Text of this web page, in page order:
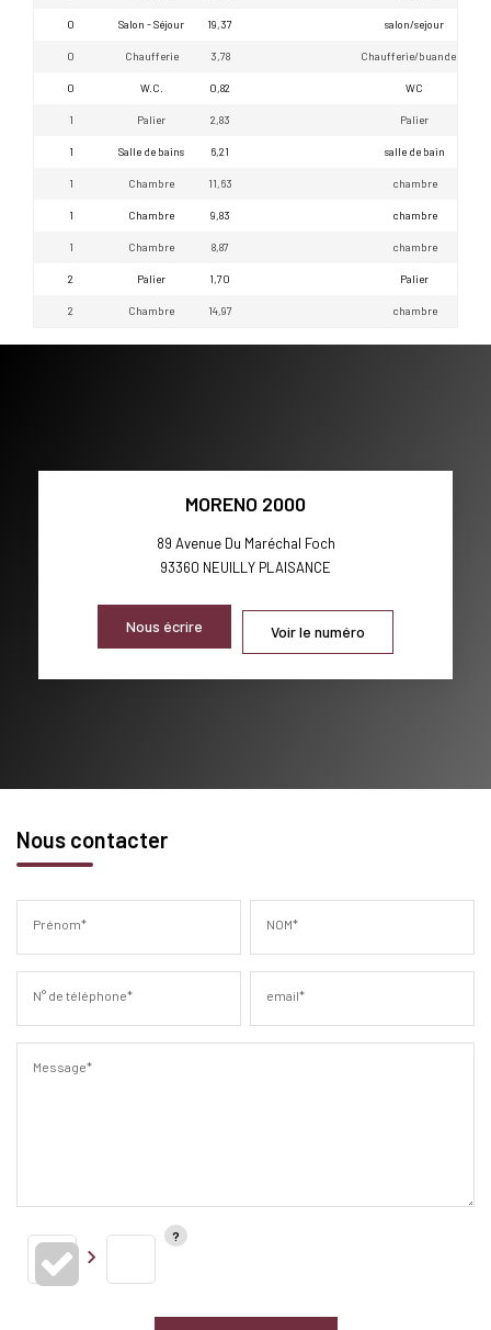
0 Salon - Séjour 19,37 salon/sejour
0 Chaufferie 3,78 Chaufferie/buanderie
0 W.C. 0,82 WC
1 Palier 2,83 Palier
1 Salle de bains 6,21 salle de bain
1 Chambre 11,63 chambre
1 Chambre 9,83 chambre
1 Chambre 8,87 chambre
2 Palier 1,70 Palier
2 Chambre 14,97 chambre
MORENO 2000
89 Avenue Du Maréchal Foch
93360 NEUILLY PLAISANCE
Nous écrire Voir le numéro
Nous contacter
Prénom* NOM*
N° de téléphone* email*
Message*